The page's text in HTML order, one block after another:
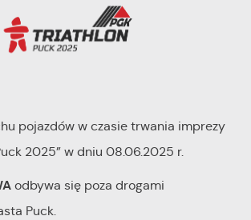
pojazdów w czasie trwania imprezy
2025” w dniu 08.06.2025 r.
odbywa się poza drogami
Puck.